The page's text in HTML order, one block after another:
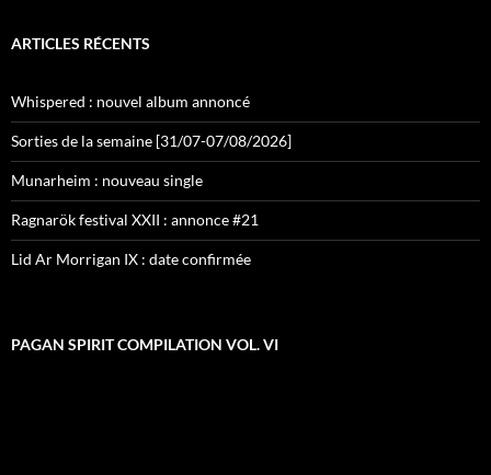
ARTICLES RÉCENTS
Whispered : nouvel album annoncé
Sorties de la semaine [31/07-07/08/2026]
Munarheim : nouveau single
Ragnarök festival XXII : annonce #21
Lid Ar Morrigan IX : date confirmée
PAGAN SPIRIT COMPILATION VOL. VI